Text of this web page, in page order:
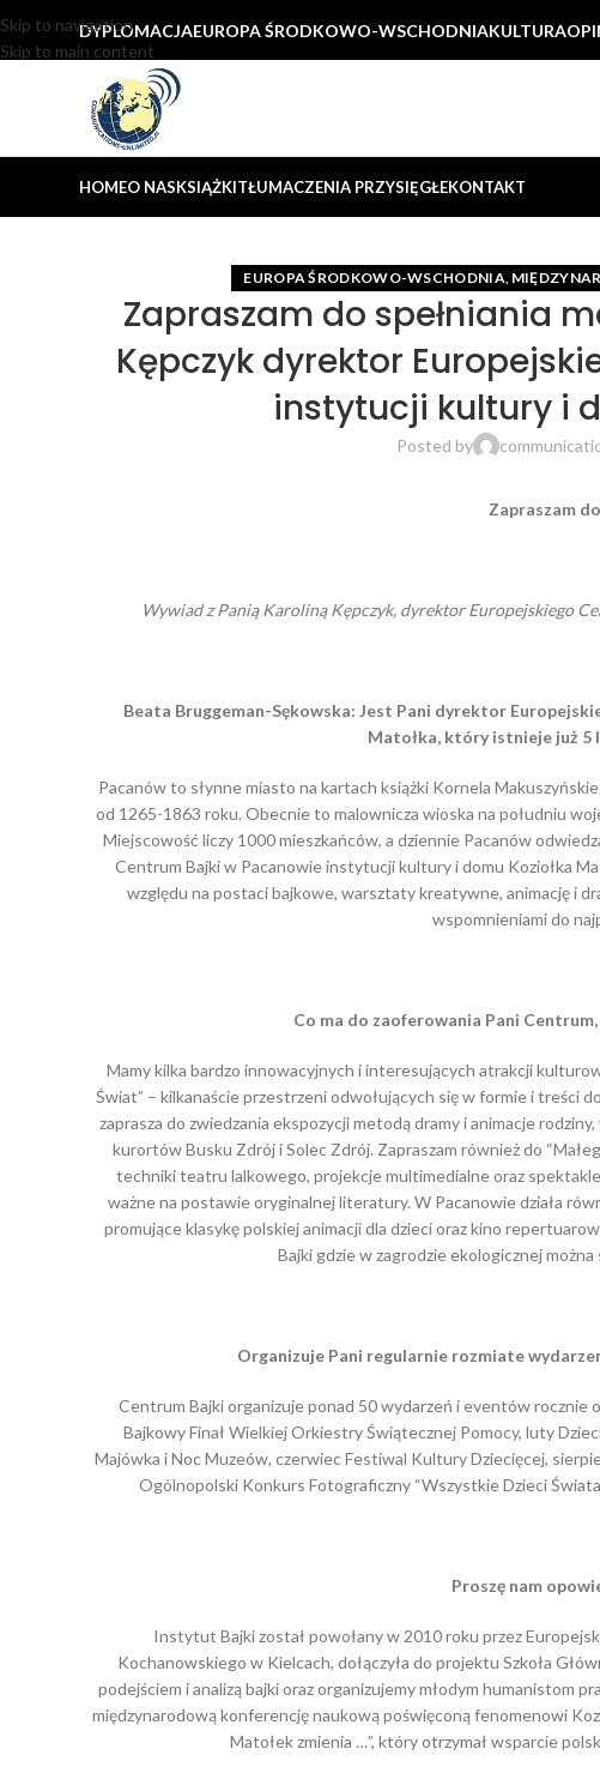
Skip to navigation
Skip to main content
DYPLOMACJAEUROPA ŚRODKOWO-WSCHODNIAKULTURA
HOMEO NASKSIĄŻKITŁUMACZENIA PRZYSIĘGŁEKONTAKT
EUROPA ŚRODKOWO-WSCHODNIA
Zapraszam do spełniania
Kępczyk dyrektor
instytucji kultury i
Posted by
Zapraszam
Wywiad z PaniąKarolinąKępczyk,dyrektor Europejskiego
Beata Bruggeman-Sękowska: Jest Pani dyrektor
Matołka, który istnieje już 5
Pacanów to słynne miasto na kartach książki Kornela
od 1265-1863 roku. Obecnie to malownicza wioska na południu
Miejscowość liczy 1000 mieszkańców, a dziennie Pacanów
Centrum Bajki w Pacanowie instytucji kultury i domu Koziołka
względu na postaci bajkowe, warsztaty kreatywne, animację i
wspomnieniami do
Co ma do zaoferowania Pani
Mamy kilka bardzo innowacyjnych i interesujących atrakcji
Świat” – kilkanaście przestrzeni odwołujących się w formie i treści
zaprasza do zwiedzania ekspozycji metodą dramy i animacje
kurortów Busku Zdrój i Solec Zdrój. Zapraszam również do
techniki teatru lalkowego, projekcje multimedialne oraz spektakle
ważne na postawie oryginalnej literatury. W Pacanowie działa
promujące klasykę polskiej animacji dla dzieci oraz kino
Bajki gdzie w zagrodzie ekologicznej
Organizuje Pani regularnie rozmiate
Centrum Bajki organizuje ponad 50 wydarzeń i eventów
Bajkowy Finał Wielkiej Orkiestry Świątecznej Pomocy, luty
Majówka i Noc Muzeów, czerwiec Festiwal Kultury Dziecięcej,
Ogólnopolski Konkurs Fotograficzny “Wszystkie Dzieci
Proszę nam
Instytut Bajki został powołany w 2010 roku przez
Kochanowskiego w Kielcach, dołączyła do projektu Szkoła
podejściem i analizą bajki oraz organizujemy młodym humanistom
międzynarodową konferencję naukową poświęconą fenomenowi
Matołek zmienia …”, który otrzymał wsparcie